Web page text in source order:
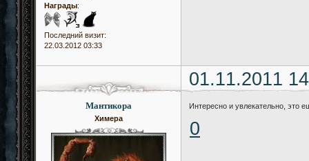
Награды:
Последний визит:
22.03.2012 03:33
01.11.2011
Мантикора
Химера
Интересно и увлекательно, это
0